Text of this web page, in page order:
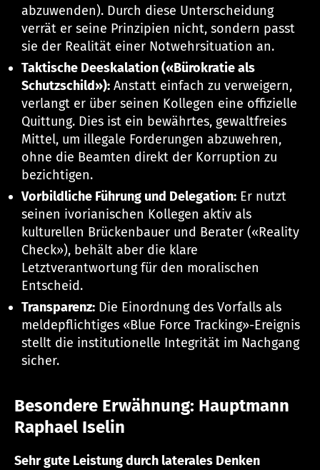
abzuwenden). Durch diese Unterscheidung
verrät er seine Prinzipien nicht, sondern passt
sie der Realität einer Notwehrsituation an.
Taktische Deeskalation («Bürokratie als
Schutzschild»): Anstatt einfach zu verweigern,
verlangt er über seinen Kollegen eine offizielle
Quittung. Dies ist ein bewährtes, gewaltfreies
Mittel, um illegale Forderungen abzuwehren,
ohne die Beamten direkt der Korruption zu
bezichtigen.
Vorbildliche Führung und Delegation: Er nutzt
seinen ivorianischen Kollegen aktiv als
kulturellen Brückenbauer und Berater («Reality
Check»), behält aber die klare
Letztverantwortung für den moralischen
Entscheid.
Transparenz: Die Einordnung des Vorfalls als
meldepflichtiges «Blue Force Tracking»-Ereignis
stellt die institutionelle Integrität im Nachgang
sicher.
Besondere Erwähnung: Hauptmann
Raphael Iselin
Sehr gute Leistung durch laterales Denken